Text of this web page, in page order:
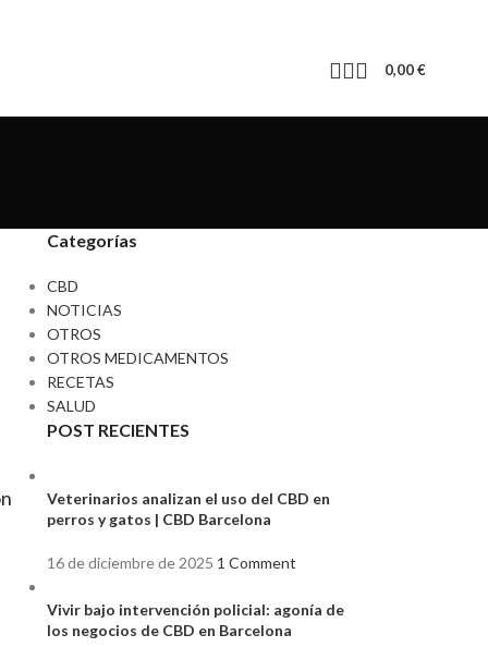
0,00€
Categorías
CBD
NOTICIAS
OTROS
OTROS MEDICAMENTOS
RECETAS
SALUD
POST RECIENTES
Veterinarios analizan el uso del CBD en
perros y gatos | CBD Barcelona
16 de diciembre de 2025 1 Comment
Vivir bajo intervención policial: agonía de
los negocios de CBD en Barcelona